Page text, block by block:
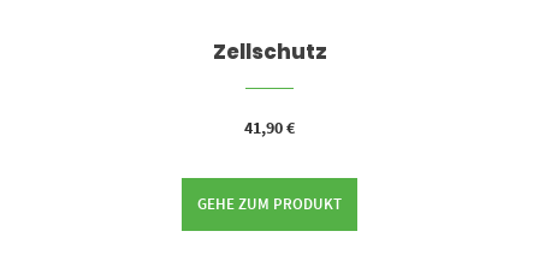
Zellschutz
41,90€
GEHE ZUM PRODUKT